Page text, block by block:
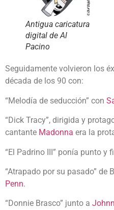
Antigua caricatura
digital de Al
Pacino
Seguidamente volvieron los
década de los 90 con:
“Melodía de seducción” con
“Dick Tracy”, dirigida y
cantante Madonna era la
“El Padrino III” ponía punto y
“Atrapado por su pasado” de
Penn.
“Donnie Brasco” junto a